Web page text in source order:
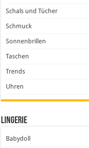
Schals und Tücher
Schmuck
Sonnenbrillen
Taschen
Trends
Uhren
Lingerie
Babydoll